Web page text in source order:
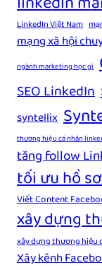
LinkedIn Việt Nam
mạng xã hội
ngành marketing học gì
SEO LinkedIn
syntellix
thương hiệu cá nhân
tăng follow
tối ưu hồ
Viết Content
xây dựng
xây dựng thương hiệu
Xây kênh